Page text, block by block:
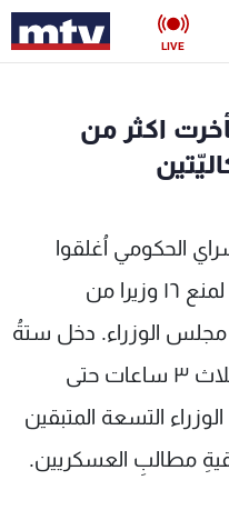
LIVE
اكثر من
الحكومي اُغلقوا
بأجسادِ العسكريينَ المتقاعدين لمنع ١٦ وزيرا من
الوزراء. دخل ستةُ
وزراء واجتمعوا بالرئيس لزُهاءَ ثلاث ٣ ساعات حتى
التسعة المتبقين
مطالبِ العسكريين.